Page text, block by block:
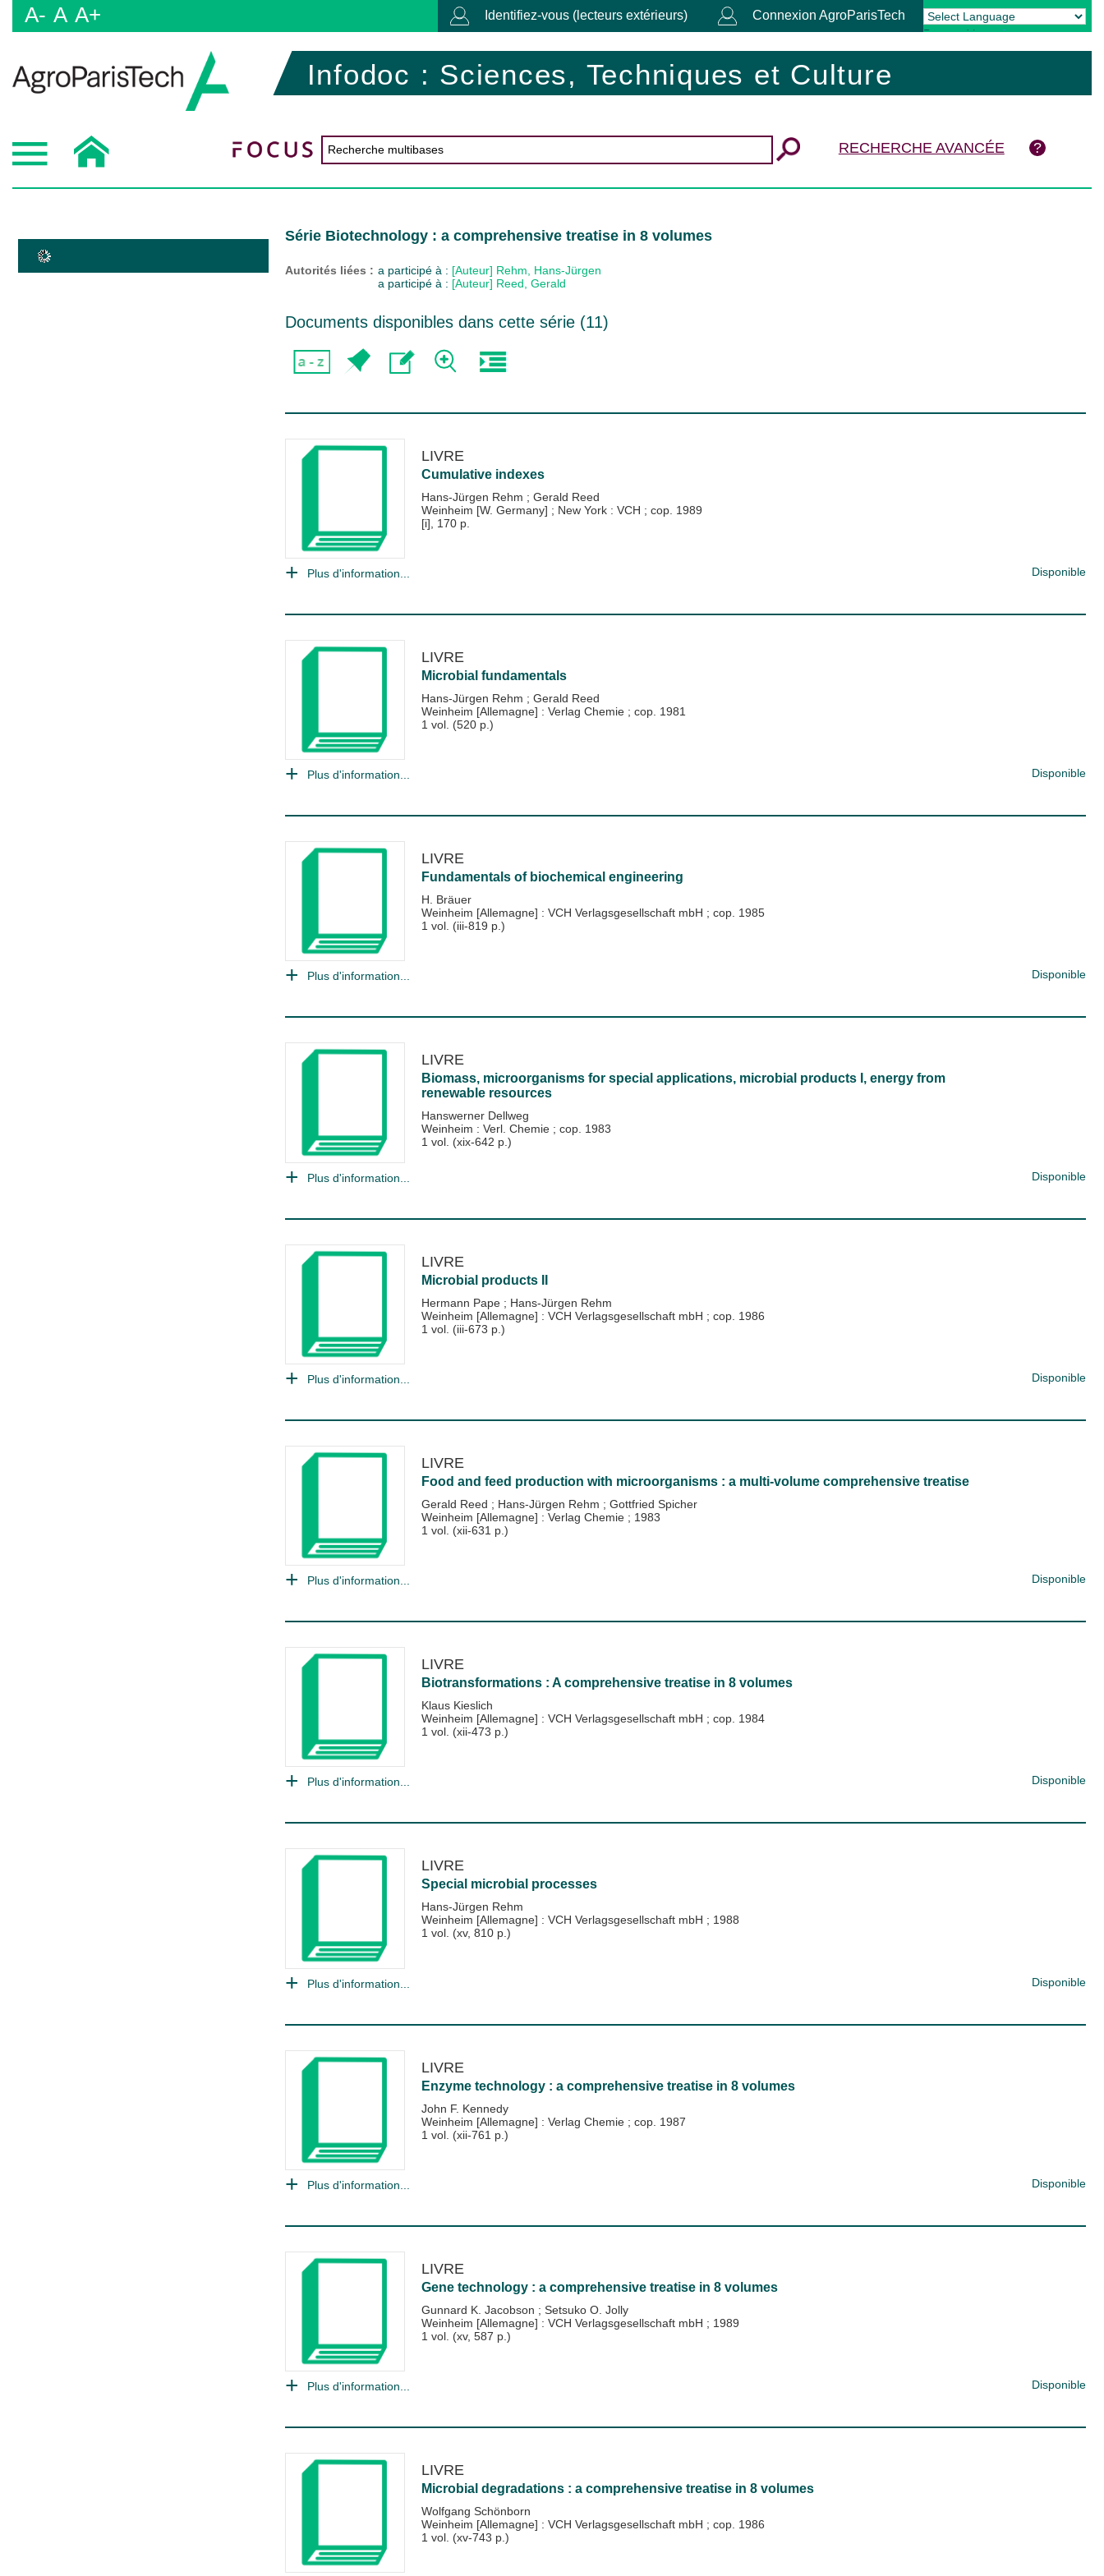
A- A A+ Identifiez-vous (lecteurs extérieurs) Connexion AgroParisTech
Powered by Translate
Infodoc : Sciences, Techniques et Culture
RECHERCHE AVANCÉE
Série Biotechnology : a comprehensive treatise in 8 volumes
Autorités liées : a participé à : [Auteur] Rehm, Hans-Jürgen
a participé à : [Auteur] Reed, Gerald
Documents disponibles dans cette série (11)
LIVRE
Cumulative indexes
Hans-Jürgen Rehm ; Gerald Reed
Weinheim [W. Germany] ; New York : VCH ; cop. 1989
[i], 170 p.
Plus d'information... Disponible
LIVRE
Microbial fundamentals
Hans-Jürgen Rehm ; Gerald Reed
Weinheim [Allemagne] : Verlag Chemie ; cop. 1981
1 vol. (520 p.)
Plus d'information... Disponible
LIVRE
Fundamentals of biochemical engineering
H. Bräuer
Weinheim [Allemagne] : VCH Verlagsgesellschaft mbH ; cop. 1985
1 vol. (iii-819 p.)
Plus d'information... Disponible
LIVRE
Biomass, microorganisms for special applications, microbial products I, energy from
renewable resources
Hanswerner Dellweg
Weinheim : Verl. Chemie ; cop. 1983
1 vol. (xix-642 p.)
Plus d'information... Disponible
LIVRE
Microbial products II
Hermann Pape ; Hans-Jürgen Rehm
Weinheim [Allemagne] : VCH Verlagsgesellschaft mbH ; cop. 1986
1 vol. (iii-673 p.)
Plus d'information... Disponible
LIVRE
Food and feed production with microorganisms : a multi-volume comprehensive treatise
Gerald Reed ; Hans-Jürgen Rehm ; Gottfried Spicher
Weinheim [Allemagne] : Verlag Chemie ; 1983
1 vol. (xii-631 p.)
Plus d'information... Disponible
LIVRE
Biotransformations : A comprehensive treatise in 8 volumes
Klaus Kieslich
Weinheim [Allemagne] : VCH Verlagsgesellschaft mbH ; cop. 1984
1 vol. (xii-473 p.)
Plus d'information... Disponible
LIVRE
Special microbial processes
Hans-Jürgen Rehm
Weinheim [Allemagne] : VCH Verlagsgesellschaft mbH ; 1988
1 vol. (xv, 810 p.)
Plus d'information... Disponible
LIVRE
Enzyme technology : a comprehensive treatise in 8 volumes
John F. Kennedy
Weinheim [Allemagne] : Verlag Chemie ; cop. 1987
1 vol. (xii-761 p.)
Plus d'information... Disponible
LIVRE
Gene technology : a comprehensive treatise in 8 volumes
Gunnard K. Jacobson ; Setsuko O. Jolly
Weinheim [Allemagne] : VCH Verlagsgesellschaft mbH ; 1989
1 vol. (xv, 587 p.)
Plus d'information... Disponible
LIVRE
Microbial degradations : a comprehensive treatise in 8 volumes
Wolfgang Schönborn
Weinheim [Allemagne] : VCH Verlagsgesellschaft mbH ; cop. 1986
1 vol. (xv-743 p.)